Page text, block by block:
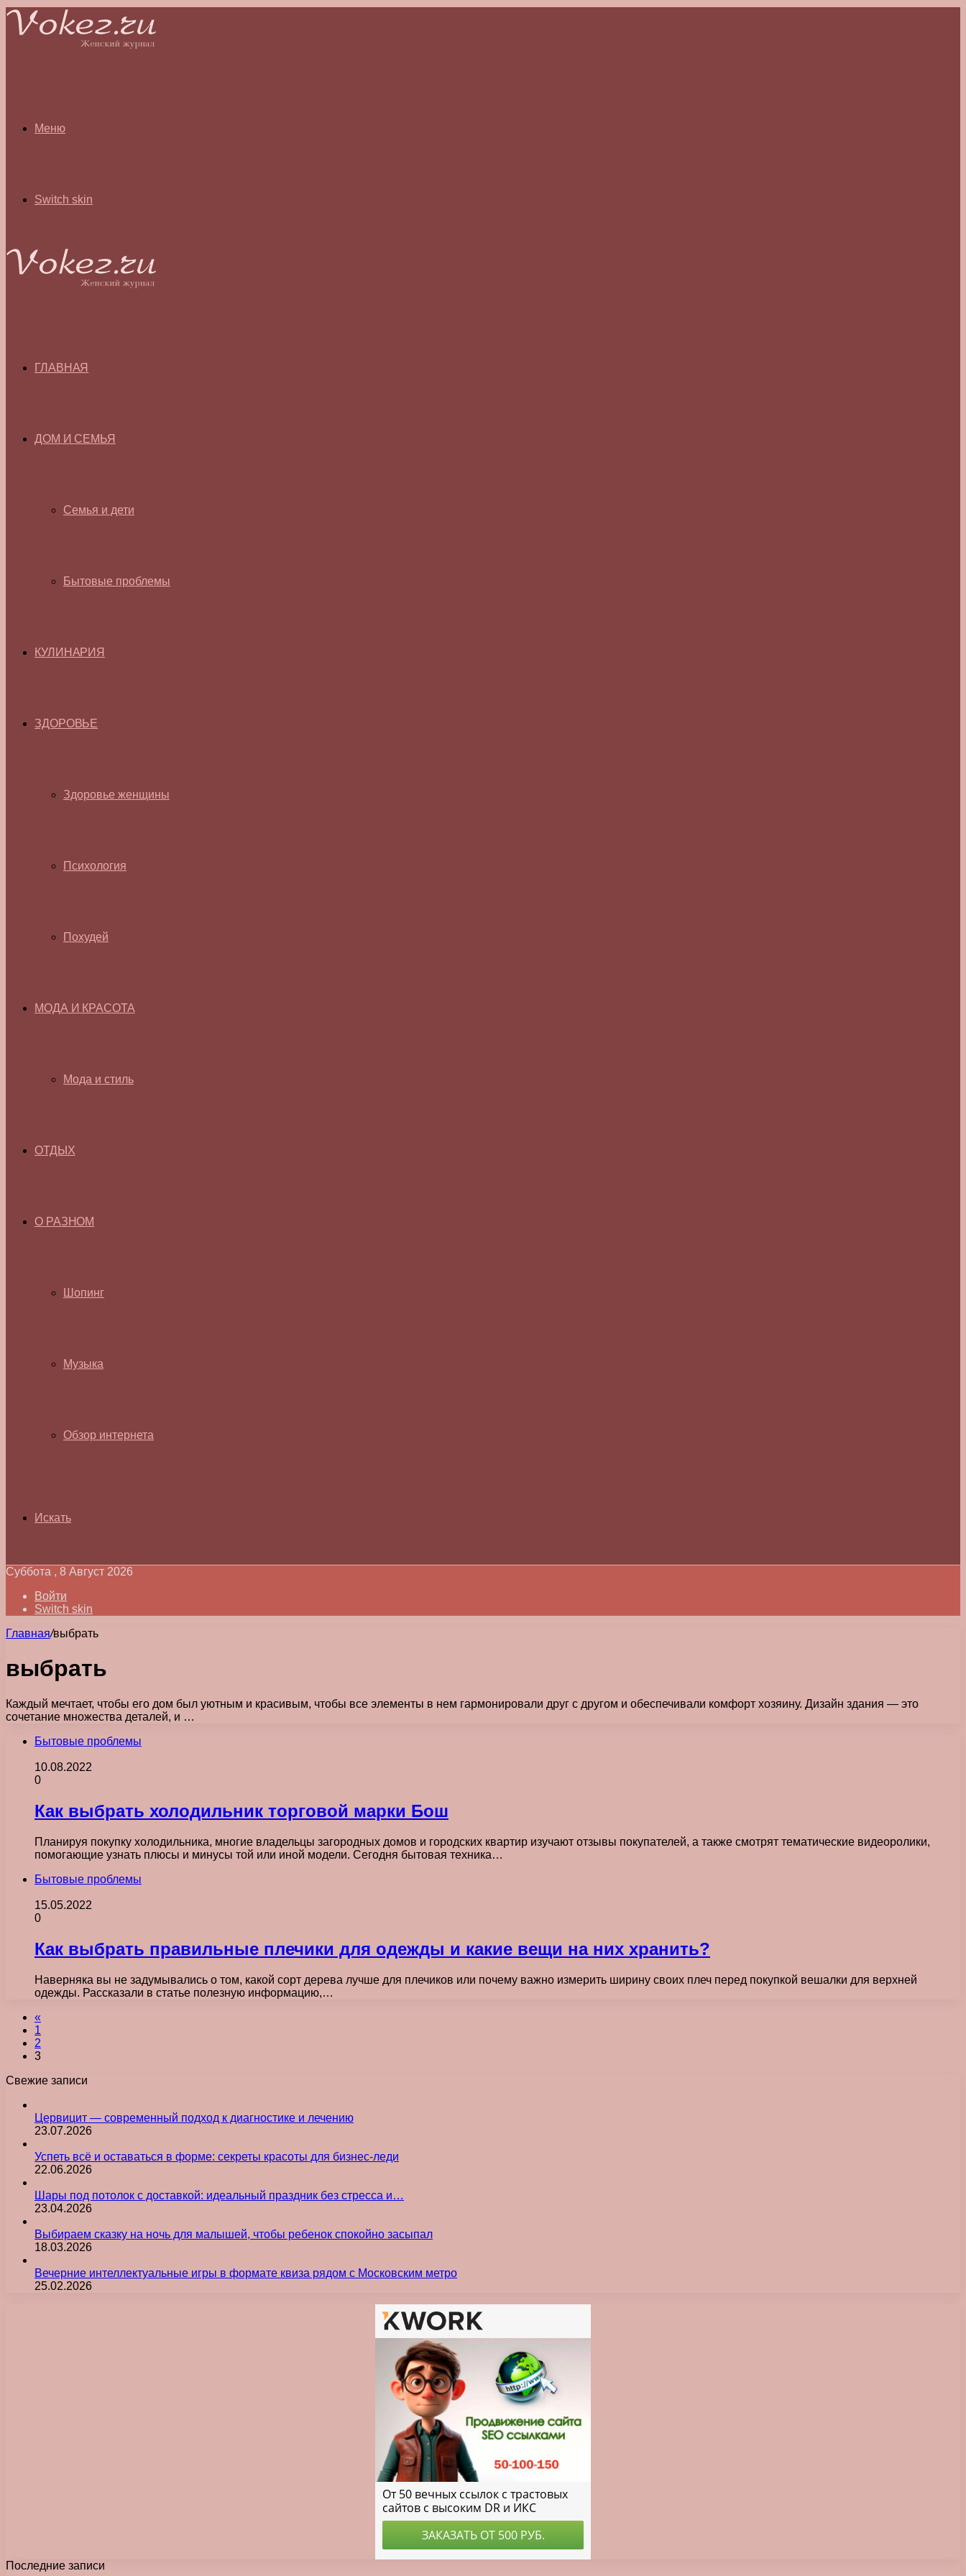
Меню
Switch skin
ГЛАВНАЯ
ДОМ И СЕМЬЯ
Семья и дети
Бытовые проблемы
КУЛИНАРИЯ
ЗДОРОВЬЕ
Здоровье женщины
Психология
Похудей
МОДА И КРАСОТА
Мода и стиль
ОТДЫХ
О РАЗНОМ
Шопинг
Музыка
Обзор интернета
Искать
Суббота , 8 Август 2026
Войти
Switch skin
Главная/выбрать
выбрать
Каждый мечтает, чтобы его дом был уютным и красивым, чтобы все элементы в нем гармонировали друг с другом и обеспечивали комфорт хозяину. Дизайн здания — это
сочетание множества деталей, и …
Бытовые проблемы
10.08.2022
0
Как выбрать холодильник торговой марки Бош
Планируя покупку холодильника, многие владельцы загородных домов и городских квартир изучают отзывы покупателей, а также смотрят тематические видеоролики,
помогающие узнать плюсы и минусы той или иной модели. Сегодня бытовая техника…
Бытовые проблемы
15.05.2022
0
Как выбрать правильные плечики для одежды и какие вещи на них хранить?
Наверняка вы не задумывались о том, какой сорт дерева лучше для плечиков или почему важно измерить ширину своих плеч перед покупкой вешалки для верхней
одежды. Рассказали в статье полезную информацию,…
«
1
2
3
Свежие записи
Цервицит — современный подход к диагностике и лечению
23.07.2026
Успеть всё и оставаться в форме: секреты красоты для бизнес-леди
22.06.2026
Шары под потолок с доставкой: идеальный праздник без стресса и…
23.04.2026
Выбираем сказку на ночь для малышей, чтобы ребенок спокойно засыпал
18.03.2026
Вечерние интеллектуальные игры в формате квиза рядом с Московским метро
25.02.2026
Последние записи